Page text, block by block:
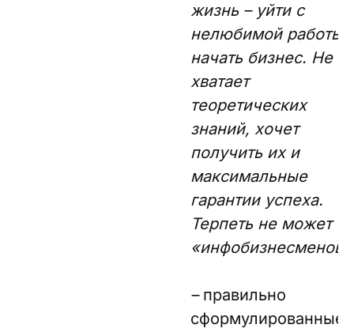
жизнь – уйти с
нелюбимой работы
начать бизнес. Не
хватает
теоретических
знаний, хочет
получить их и
максимальные
гарантии успеха.
Терпеть не может
– правильно
сформулированные